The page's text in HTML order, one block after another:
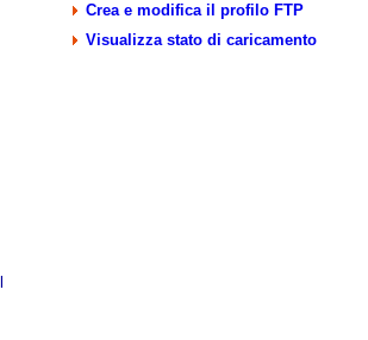
Crea e modifica il profilo FTP
Visualizza stato di caricamento